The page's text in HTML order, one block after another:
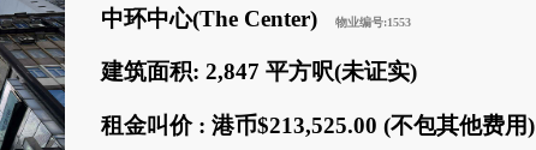
中环中心(The Center) 物业编号:1553
建筑面积: 2,847 平方呎(未证实)
租金叫价 : 港币$213,525.00 (不包其他费用)